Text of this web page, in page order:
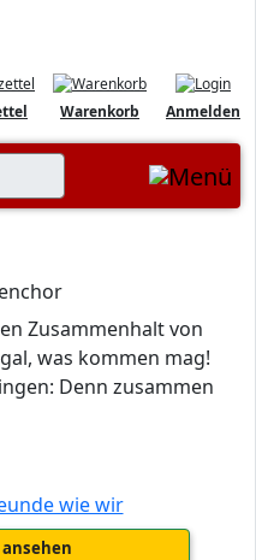
Anmelden
Warenkorb
Zusammenhalt von
was kommen mag!
Denn zusammen